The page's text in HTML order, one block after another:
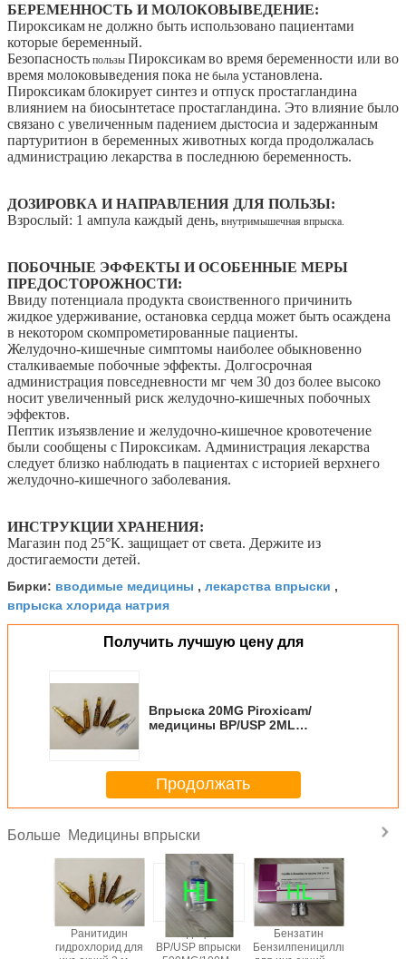
БЕРЕМЕННОСТЬ И МОЛОКОВЫВЕДЕНИЕ:
Пироксикамне должно быть использовано пациентами
которые беременный.
Безопасность пользы Пироксикамво время беременности или во
время молоковыведения пока не была установлена.
Пироксикамблокирует синтез и отпуск простагландина
влиянием на биосынтетасе простагландина. Это влияние было
связано с увеличенным падением дыстосиа и задержанным
партуритион в беременных животных когда продолжалась
администрацию лекарства в последнюю беременность.
ДОЗИРОВКА И НАПРАВЛЕНИЯ ДЛЯ ПОЛЬЗЫ:
Взрослый: 1 ампула каждый день, внутримышечная впрыска.
ПОБОЧНЫЕ ЭФФЕКТЫ И ОСОБЕННЫЕ МЕРЫ
ПРЕДОСТОРОЖНОСТИ:
Ввиду потенциала продукта своиственного причинить
жидкое удерживание, остановка сердца может быть осаждена
в некотором скомпрометированные пациенты.
Желудочно-кишечные симптомы наиболее обыкновенно
сталкиваемые побочные эффекты. Долгосрочная
администрация повседневности мг чем 30 доз более высоко
носит увеличенный риск желудочно-кишечных побочных
эффектов.
Пептик изъязвление и желудочно-кишечное кровотечение
были сообщены сПироксикам. Администрация лекарства
следует близко наблюдать в пациентах с историей верхнего
желудочно-кишечного заболевания.
ИНСТРУКЦИИ ХРАНЕНИЯ:
Магазин под 25°К. защищает от света. Держите из
достигаемости детей.
Бирки: вводимые медицины , лекарства впрыски ,
впрыска хлорида натрия
Получить лучшую цену для
Впрыска 20MG Piroxicam/
медицины BP/USP 2ML
Продолжать
Больше Медицины впрыски
Ранитидин
гидрохлорид для
Медицины
BP/USP впрыски
Бензатин
Бензилпенициллин